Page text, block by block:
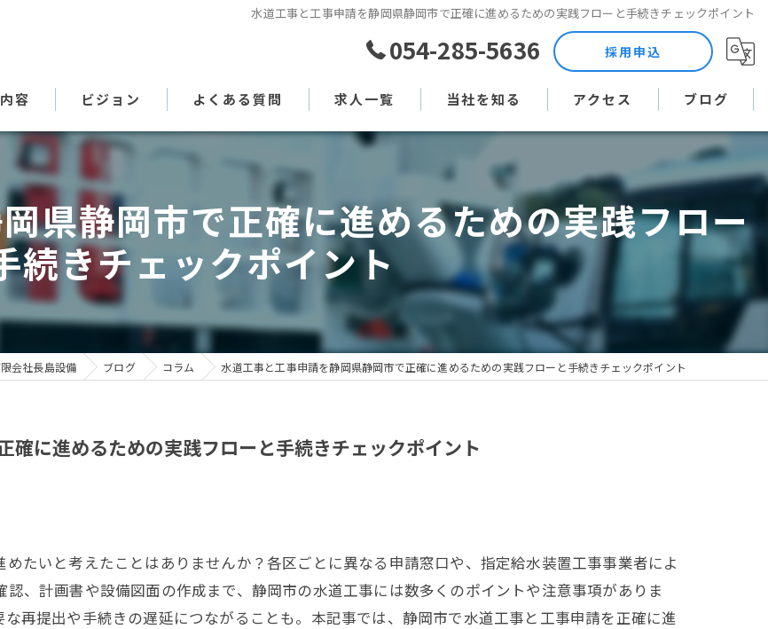
水道工事と工事申請を静岡県静岡市で正確に進めるための実践フローと手続きチェックポイント
054-285-5636 採用申込
容 ビジョン よくある質問 求人一覧 当社を知る
土木作業員
現場監督
直行直帰
アクセス ブログ
コラム
県静岡市で正確に進めるための実践フロー
続きチェックポイント
会社長島設備 ブログ コラム 水道工事と工事申請を静岡県静岡市で正確に進めるための実践フローと手続きチェックポイント
確に進めるための実践フローと手続きチェックポイント
たいと考えたことはありませんか？各区ごとに異なる申請窓口や、指定給水装置工事事業者によ
、計画書や設備図面の作成まで、静岡市の水道工事には数多くのポイントや注意事項がありま
再提出や手続きの遅延につながることも。本記事では、静岡市で水道工事と工事申請を正確に進